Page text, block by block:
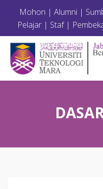
Mohon | Alumni |
Pelajar | Staf|